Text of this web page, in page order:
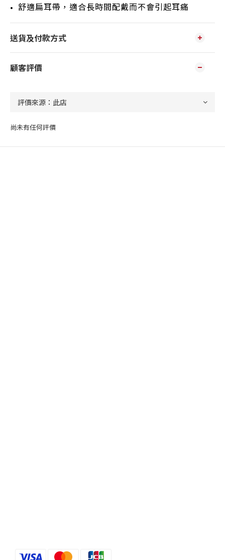
舒適扁耳帶，適合長時間配戴而不會引起耳痛
送貨及付款方式
顧客評價
尚未有任何評價